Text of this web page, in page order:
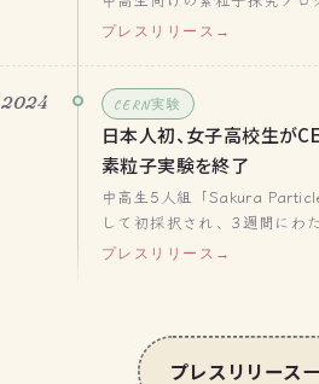
プレスリリース
2024 CERN実験
日本人初、女子高校生が
素粒子実験を終了
中高生5人組「Sakura
して初採択され、3週間にわ
プレスリリース
プレスリリース